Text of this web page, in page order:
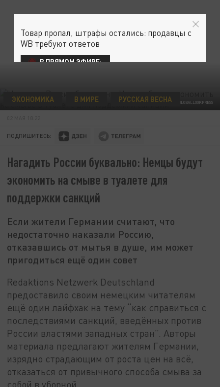
ФОТО: KOMSOMOLSKAYA PRAVDA/GLOBALLOOKPRESS
ЭКОНОМИКА В МИРЕ РУССКАЯ ВЕСНА
ПОДПИШИТЕСЬ:
Нагадить России буквально: Немцы будут
экономить на смыве в туалете для
поддержки санкций
Если жители Германии считают, что
недостаточно наказали Россию,
отказавшись от мытья в душе, им может
пригодиться ещё один совет
Redaktions Netzwerk Deutschland
предоставило своим немецким читателям
ещё один лайфхак на тему “как справиться с
последствиями санкций, введённых против
России властями западных стран”. Авторы
материала предлагают жителям Германии,
изрядно страдающим от роста цен на всё,
отказаться от привычного способа смыва за
собой в уборной.
Товар пропал, штрафы остались: продавцы с
WB требуют ответов
В ПРЯМОМ ЭФИРЕ: